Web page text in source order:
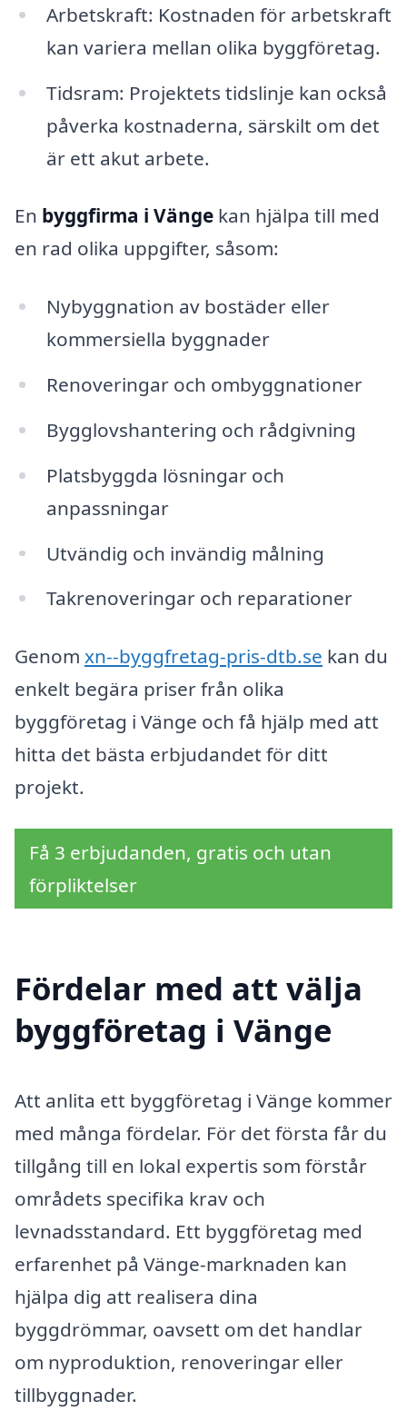
Arbetskraft: Kostnaden för arbetskraft
kan variera mellan olika byggföretag.
Tidsram: Projektets tidslinje kan också
påverka kostnaderna, särskilt om det
är ett akut arbete.
En byggfirma i Vänge kan hjälpa till med
en rad olika uppgifter, såsom:
Nybyggnation av bostäder eller
kommersiella byggnader
Renoveringar och ombyggnationer
Bygglovshantering och rådgivning
Platsbyggda lösningar och
anpassningar
Utvändig och invändig målning
Takrenoveringar och reparationer
Genom xn--byggfretag-pris-dtb.se kan du
enkelt begära priser från olika
byggföretag i Vänge och få hjälp med att
hitta det bästa erbjudandet för ditt
projekt.
Få 3 erbjudanden, gratis och utan
förpliktelser
Fördelar med att välja
byggföretag i Vänge
Att anlita ett byggföretag i Vänge kommer
med många fördelar. För det första får du
tillgång till en lokal expertis som förstår
områdets specifika krav och
levnadsstandard. Ett byggföretag med
erfarenhet på Vänge-marknaden kan
hjälpa dig att realisera dina
byggdrömmar, oavsett om det handlar
om nyproduktion, renoveringar eller
tillbyggnader.